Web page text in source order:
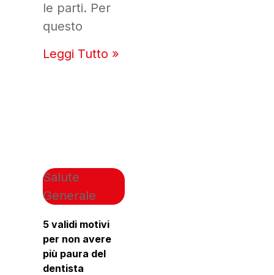
le parti. Per
questo
Leggi Tutto »
Salute
Generale
5 validi motivi
per non avere
più paura del
dentista